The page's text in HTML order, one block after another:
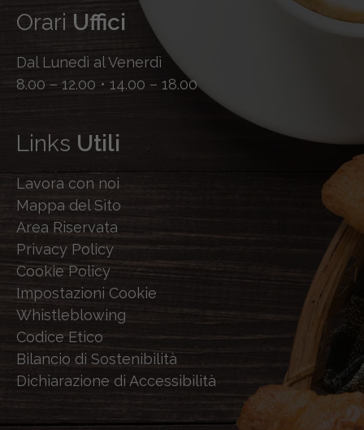
Orari Uffici
Dal Lunedì al Venerdì
8.00 – 12.00 • 14.00 – 18.00
Links Utili
Lavora con noi
Mappa del Sito
Area Riservata
Privacy Policy
Cookie Policy
Impostazioni Cookie
Whistleblowing
Codice Etico
Bilancio di Sostenibilità
Dichiarazione di Accessibilità